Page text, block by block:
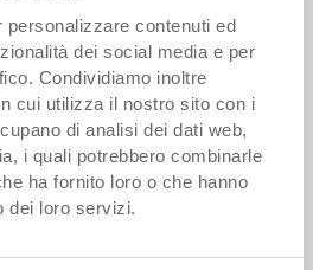
contenuti ed
dei social media e per
Condividiamo inoltre
cui utilizza il nostro sito con i
di analisi dei dati web,
i quali potrebbero combinarle
ha fornito loro o che hanno
dei loro servizi.
a impilaggio
a impilaggio alternato - 0